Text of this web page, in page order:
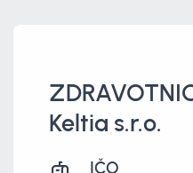
Keltia s.r.o.
IČO